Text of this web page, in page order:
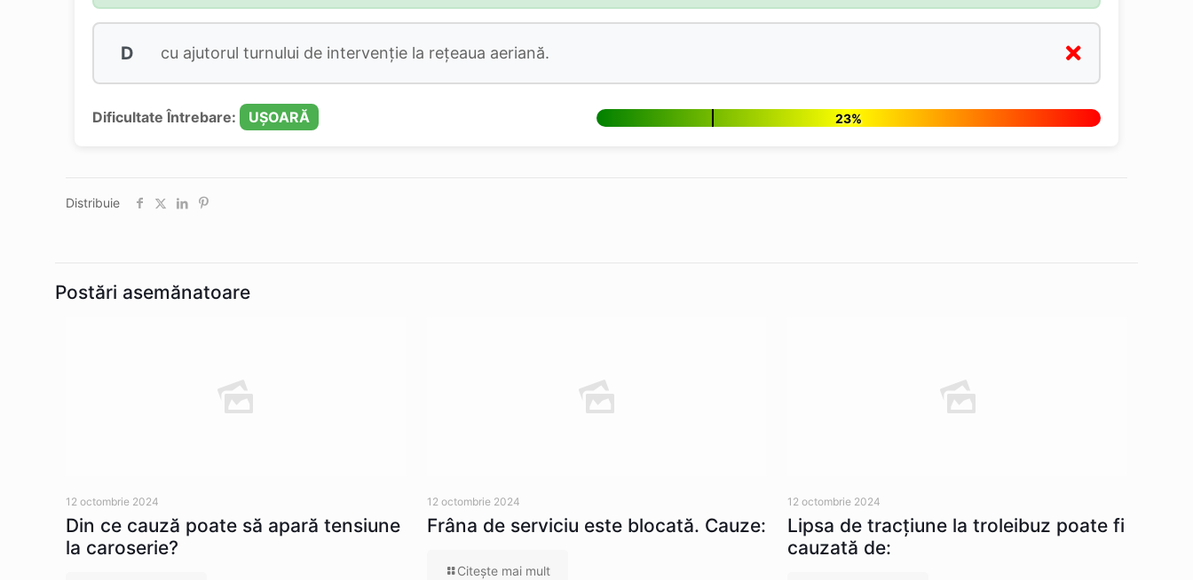
D cu ajutorul turnului de intervenție la rețeaua aeriană.
Dificultate Întrebare: UȘOARĂ 23%
Distribuie
Postări asemănatoare
12 octombrie 2024
Din ce cauză poate să apară tensiune
la caroserie?
12 octombrie 2024
Frâna de serviciu este blocată. Cauze:
Citeşte mai mult
12 octombrie 2024
Lipsa de tracţiune la troleibuz poate fi
cauzată de: